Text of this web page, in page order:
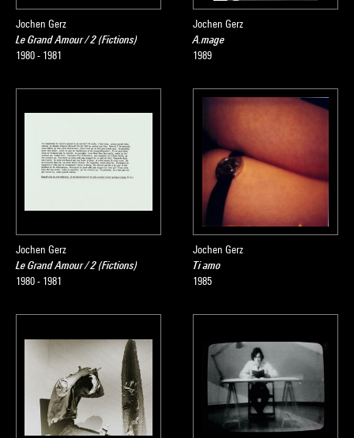
Jochen Gerz
Le Grand Amour / 2 (Fictions)
1980 - 1981
Jochen Gerz
A.mage
1989
Jochen Gerz
Le Grand Amour / 2 (Fictions)
1980 - 1981
Jochen Gerz
Ti amo
1985